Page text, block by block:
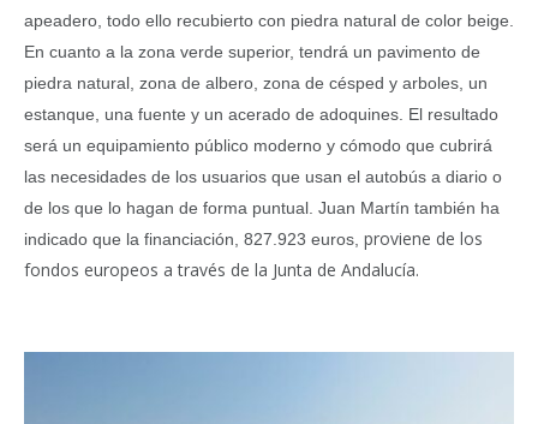
apeadero, todo ello recubierto con piedra natural de color beige.
En cuanto a la zona verde superior, tendrá un pavimento de
piedra natural, zona de albero, zona de césped y arboles, un
estanque, una fuente y un acerado de adoquines. El resultado
será un equipamiento público moderno y cómodo que cubrirá
las necesidades de los usuarios que usan el autobús a diario o
de los que lo hagan de forma puntual. Juan Martín también ha
indicado que la financiación, 827.923 euros proviene de los
fondos europeos a través de la Junta de Andalucía.